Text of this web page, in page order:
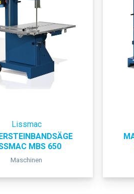
Lissmac
MBS 650
Maschinen